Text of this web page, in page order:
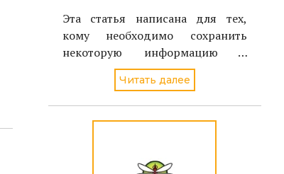
Эта статья написана для тех,
кому необходимо сохранить
некоторую информацию в
секрете и кто пока не решил как
это сделать....Читать далее